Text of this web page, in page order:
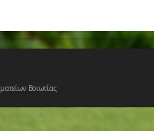
Βοιωτίας